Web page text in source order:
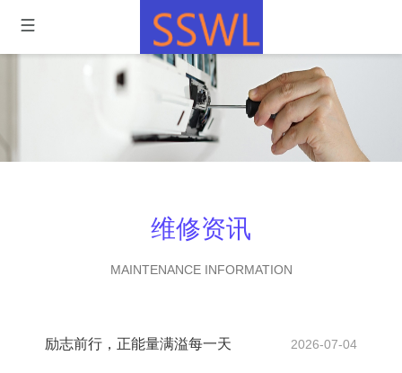
维修资讯
MAINTENANCE INFORMATION
励志前行，正能量满溢每一天 2026-07-04